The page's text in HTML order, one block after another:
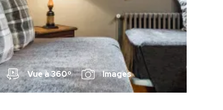
Vue à 360º Images